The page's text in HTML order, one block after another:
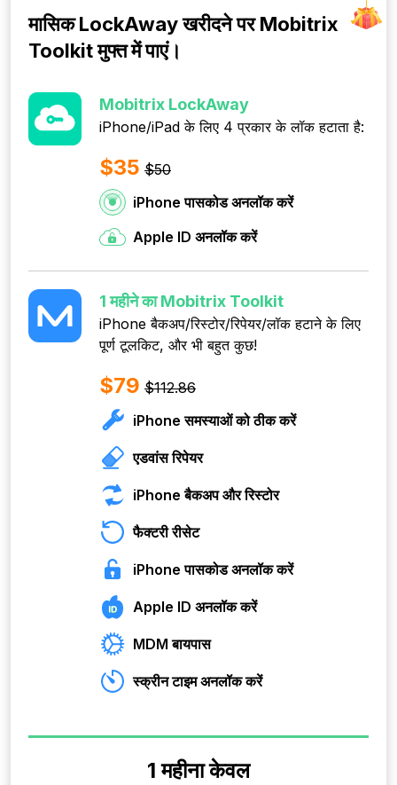
मासिक LockAway खरीदने पर Mobitrix
Toolkit मुफ्त में पाएं।
Mobitrix LockAway
iPhone/iPad के लिए 4 प्रकार के लॉक हटाता है:
$35 $50
iPhone पासकोड अनलॉक करें
Apple ID अनलॉक करें
1 महीने का Mobitrix Toolkit
iPhone बैकअप/रिस्टोर/रिपेयर/लॉक हटाने के लिए
पूर्ण टूलकिट, और भी बहुत कुछ!
$79 $112.86
iPhone समस्याओं को ठीक करें
एडवांस रिपेयर
iPhone बैकअप और रिस्टोर
फैक्टरी रीसेट
iPhone पासकोड अनलॉक करें
Apple ID अनलॉक करें
MDM बायपास
स्क्रीन टाइम अनलॉक करें
1 महीना केवल